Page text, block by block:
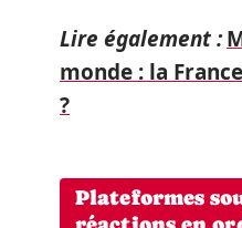
Lire également :
monde : la
?
Plateformes